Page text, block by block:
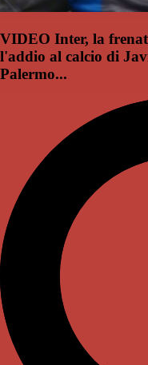
VIDEO Inter, la
l'addio al calcio di
Palermo...